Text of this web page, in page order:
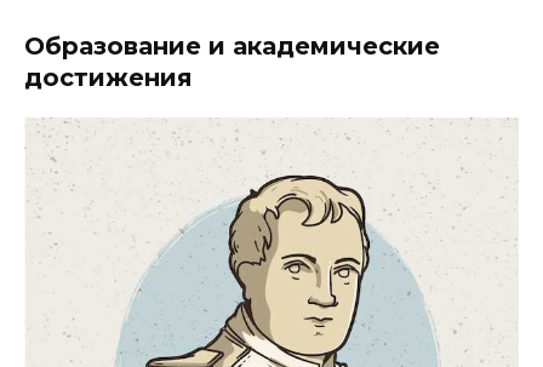
Образование и академические
достижения